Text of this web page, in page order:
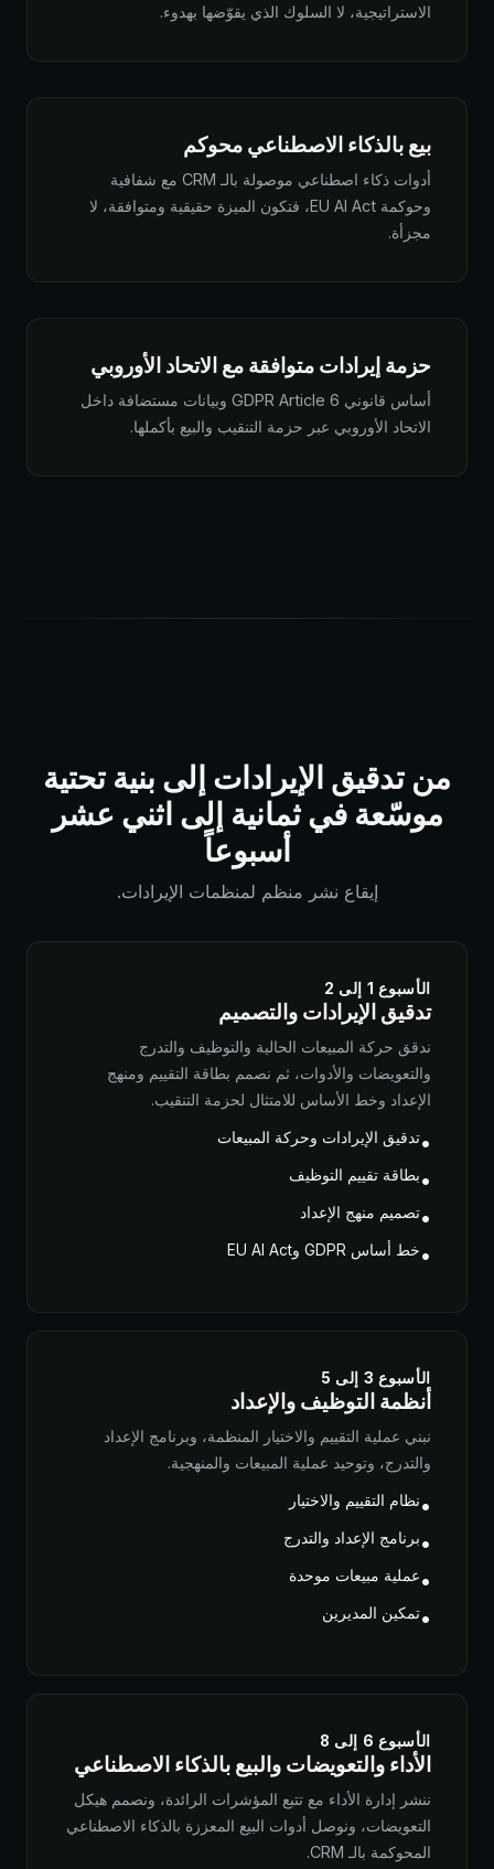
الاستراتيجية، لا السلوك الذي يقوّضها بهدوء.
بيع بالذكاء الاصطناعي محوكم
أدوات ذكاء اصطناعي موصولة بالـ CRM مع شفافية
وحوكمة EU AI Act، فتكون الميزة حقيقية ومتوافقة، لا
مجزأة.
حزمة إيرادات متوافقة مع الاتحاد الأوروبي
أساس قانوني GDPR Article 6 وبيانات مستضافة داخل
الاتحاد الأوروبي عبر حزمة التنقيب والبيع بأكملها.
من تدقيق الإيرادات إلى بنية تحتية
موسّعة في ثمانية إلى اثني عشر
أسبوعاً
إيقاع نشر منظم لمنظمات الإيرادات.
الأسبوع 1 إلى 2
تدقيق الإيرادات والتصميم
ندقق حركة المبيعات الحالية والتوظيف والتدرج
والتعويضات والأدوات، ثم نصمم بطاقة التقييم ومنهج
الإعداد وخط الأساس للامتثال لحزمة التنقيب.
•تدقيق الإيرادات وحركة المبيعات
•بطاقة تقييم التوظيف
•تصميم منهج الإعداد
•خط أساس GDPR وEU AI Act
الأسبوع 3 إلى 5
أنظمة التوظيف والإعداد
نبني عملية التقييم والاختيار المنظمة، وبرنامج الإعداد
والتدرج، وتوحيد عملية المبيعات والمنهجية.
•نظام التقييم والاختيار
•برنامج الإعداد والتدرج
•عملية مبيعات موحدة
•تمكين المديرين
الأسبوع 6 إلى 8
الأداء والتعويضات والبيع بالذكاء الاصطناعي
ننشر إدارة الأداء مع تتبع المؤشرات الرائدة، ونصمم هيكل
التعويضات، ونوصل أدوات البيع المعززة بالذكاء الاصطناعي
المحوكمة بالـ CRM.